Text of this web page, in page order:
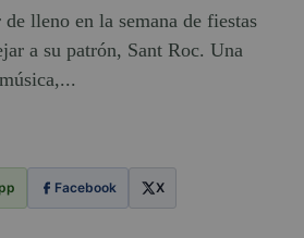
lleno en la semana de fiestas
a su patrón, Sant Roc. Una
Facebook X